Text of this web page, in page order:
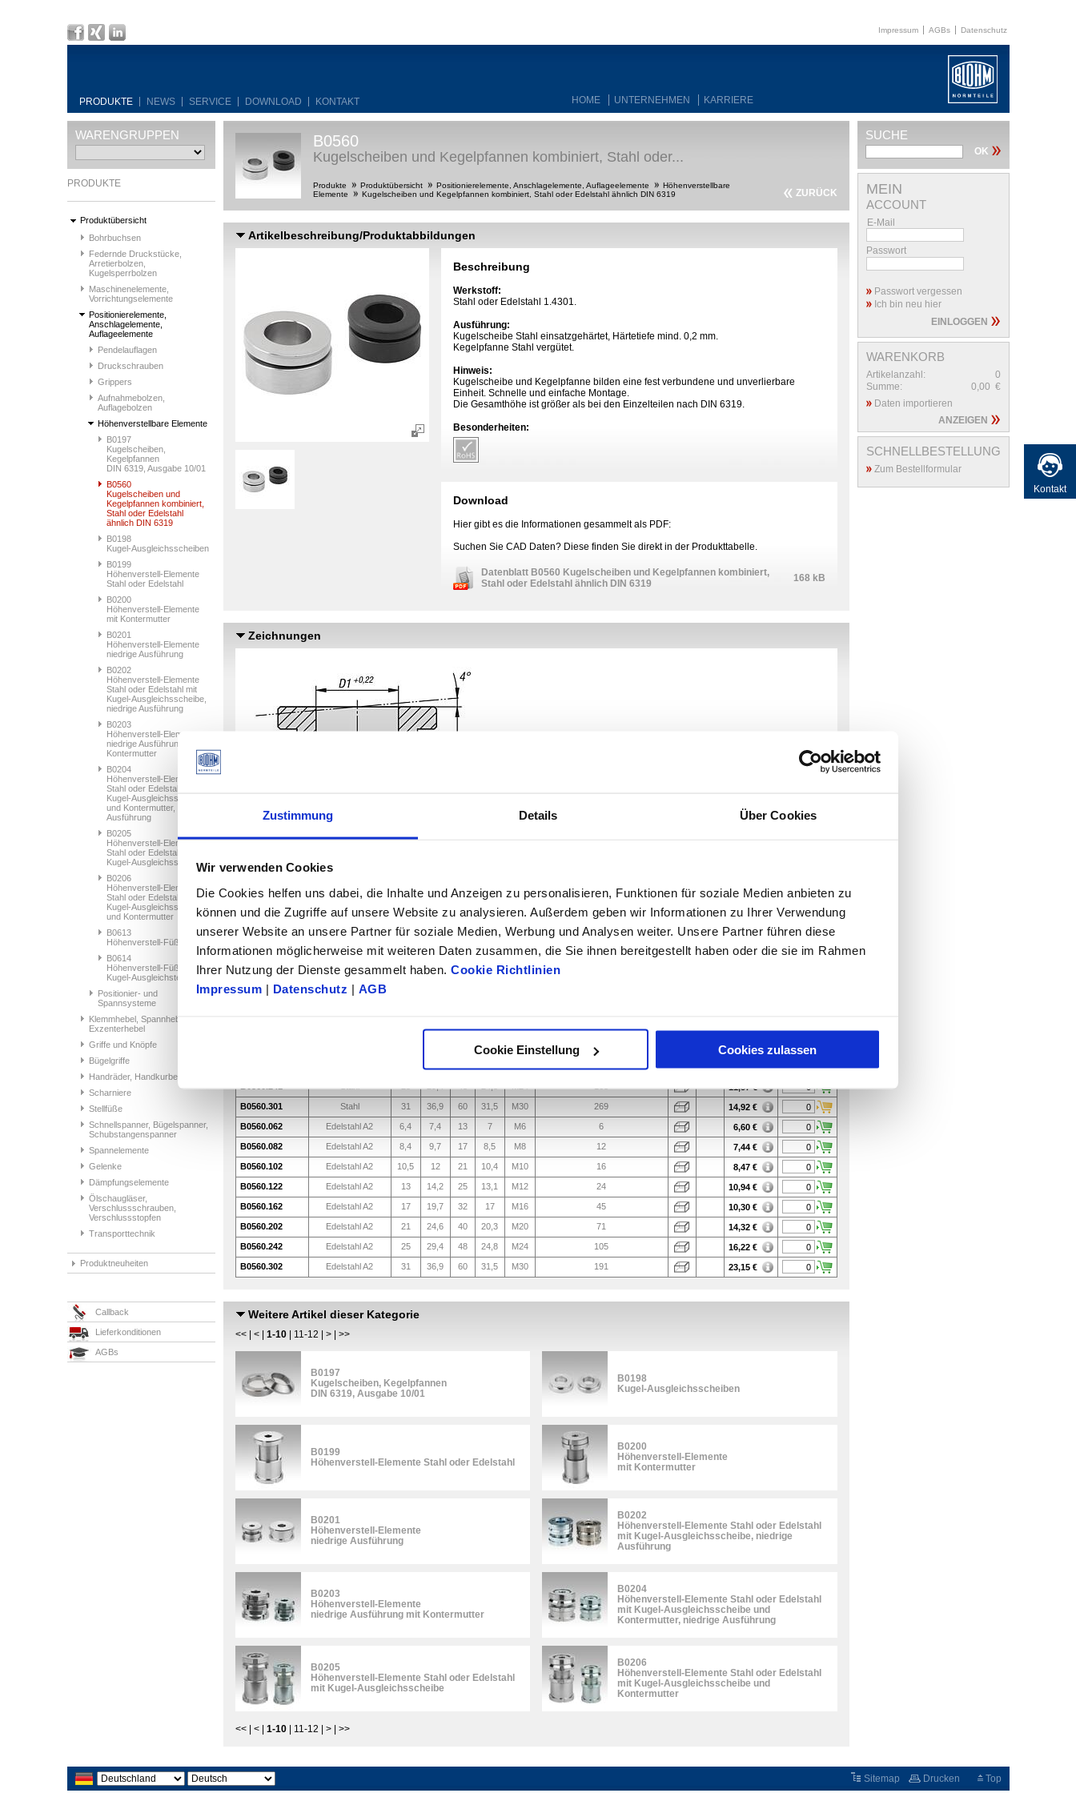
Zustimmung Details Über Cookies
Wir verwenden Cookies
Die Cookies helfen uns dabei, die Inhalte und Anzeigen zu personalisieren, Funktionen für soziale Medien anbieten zu
können und die Zugriffe auf unsere Website zu analysieren. Außerdem geben wir Informationen zu Ihrer Verwendung
unserer Website an unsere Partner für soziale Medien, Werbung und Analysen weiter. Unsere Partner führen diese
Informationen möglicherweise mit weiteren Daten zusammen, die Sie ihnen bereitgestellt haben oder die sie im Rahmen
Ihrer Nutzung der Dienste gesammelt haben. Cookie Richtlinien
Impressum | Datenschutz | AGB
Cookie Einstellung Cookies zulassen
Kontakt
Impressum AGBs Datenschutz
PRODUKTE NEWS SERVICE DOWNLOAD KONTAKT HOME UNTERNEHMEN KARRIERE
WARENGRUPPEN
PRODUKTE
Produktübersicht
Bohrbuchsen
Federnde Druckstücke,
Arretierbolzen,
Kugelsperrbolzen
Maschinenelemente,
Vorrichtungselemente
Positionierelemente,
Anschlagelemente,
Auflageelemente
Pendelauflagen
Druckschrauben
Grippers
Aufnahmebolzen,
Auflagebolzen
Höhenverstellbare Elemente
B0197
Kugelscheiben,
Kegelpfannen
DIN 6319, Ausgabe 10/01
B0560
Kugelscheiben und
Kegelpfannen kombiniert,
Stahl oder Edelstahl
ähnlich DIN 6319
B0198
Kugel-Ausgleichsscheiben
B0199
Höhenverstell-Elemente
Stahl oder Edelstahl
B0200
Höhenverstell-Elemente
mit Kontermutter
B0201
Höhenverstell-Elemente
niedrige Ausführung
B0202
Höhenverstell-Elemente
Stahl oder Edelstahl mit
Kugel-Ausgleichsscheibe,
niedrige Ausführung
B0203
Höhenverstell-Elemente
niedrige Ausführung mit
Kontermutter
B0204
Höhenverstell-Elemente
Stahl oder Edelstahl mit
Kugel-Ausgleichsscheibe
und Kontermutter, niedrige
Ausführung
B0205
Höhenverstell-Elemente
Stahl oder Edelstahl mit
Kugel-Ausgleichsscheibe
B0206
Höhenverstell-Elemente
Stahl oder Edelstahl mit
Kugel-Ausgleichsscheibe
und Kontermutter
B0613
Höhenverstell-Füße
B0614
Höhenverstell-Füße mit
Kugel-Ausgleichsteller
Positionier- und
Spannsysteme
Klemmhebel, Spannhebel,
Exzenterhebel
Griffe und Knöpfe
Bügelgriffe
Handräder, Handkurbeln
Scharniere
Stellfüße
Schnellspanner, Bügelspanner,
Schubstangenspanner
Spannelemente
Gelenke
Dämpfungselemente
Ölschaugläser,
Verschlussschrauben,
Verschlussstopfen
Transporttechnik
Produktneuheiten
Callback
Lieferkonditionen
AGBs
B0560
Kugelscheiben und Kegelpfannen kombiniert, Stahl oder...
ZURÜCK
Produkte Produktübersicht Positionierelemente, Anschlagelemente, Auflageelemente
Höhenverstellbare
Elemente
Kugelscheiben und Kegelpfannen kombiniert, Stahl oder Edelstahl ähnlich DIN 6319
Artikelbeschreibung/Produktabbildungen
Beschreibung
Werkstoff:
Stahl oder Edelstahl 1.4301.
Ausführung:
Kugelscheibe Stahl einsatzgehärtet, Härtetiefe mind. 0,2 mm.
Kegelpfanne Stahl vergütet.
Hinweis:
Kugelscheibe und Kegelpfanne bilden eine fest verbundene und unverlierbare
Einheit. Schnelle und einfache Montage.
Die Gesamthöhe ist größer als bei den Einzelteilen nach DIN 6319.
Besonderheiten:
Download
Hier gibt es die Informationen gesammelt als PDF:
Suchen Sie CAD Daten? Diese finden Sie direkt in der Produkttabelle.
Datenblatt B0560 Kugelscheiben und Kegelpfannen kombiniert,
Stahl oder Edelstahl ähnlich DIN 6319
168 kB
Zeichnungen
Artikelauswahl/-filter
Reset
Material
Grundkörper
D1
Belastbarkeit
statischer Belastung)
B0560.061 Stahl 6,4 7,4 13 7 M6
B0560.081
Stahl
17 M16 8,24€
24,6 40 20,3 M20 117 10,39€
11,57€
B0560.301
Stahl 31 36,9 60 31,5 M30 269 14,92€
B0560.062
Edelstahl A2 6,4 7,4 13 7 M6 6 6,60€
B0560.082
Edelstahl A2 8,4 9,7 17 8,5 M8 12 7,44€
B0560.102
Edelstahl A2 10,5 12 21 10,4 M10 16 8,47€
B0560.122
Edelstahl A2 13 14,2 25 13,1 M12 24 10,94€
B0560.162
Edelstahl A2 17 19,7 32 17 M16 45 10,30€
B0560.202
Edelstahl A2 21 24,6 40 20,3 M20 71 14,32€
B0560.242
Edelstahl A2 25 29,4 48 24,8 M24 105 16,22€
B0560.302
Edelstahl A2 31 36,9 60 31,5 M30 191 23,15€
Weitere Artikel dieser Kategorie
<< < 1-10 11-12 > >>
B0197
Kugelscheiben, Kegelpfannen
DIN 6319, Ausgabe 10/01
B0198
Kugel-Ausgleichsscheiben
B0199
Höhenverstell-Elemente Stahl oder Edelstahl
B0200
Höhenverstell-Elemente
mit Kontermutter
B0201
Höhenverstell-Elemente
niedrige Ausführung
B0202
Höhenverstell-Elemente Stahl oder Edelstahl
mit Kugel-Ausgleichsscheibe, niedrige
Ausführung
B0203
Höhenverstell-Elemente
niedrige Ausführung mit Kontermutter
B0204
Höhenverstell-Elemente Stahl oder Edelstahl
mit Kugel-Ausgleichsscheibe und
Kontermutter, niedrige Ausführung
B0205
Höhenverstell-Elemente Stahl oder Edelstahl
mit Kugel-Ausgleichsscheibe
B0206
Höhenverstell-Elemente Stahl oder Edelstahl
mit Kugel-Ausgleichsscheibe und
Kontermutter
<< < 1-10 11-12 > >>
SUCHE
MEIN
ACCOUNT
E-Mail
Passwort
Passwort vergessen
Ich bin neu hier
WARENKORB
Artikelanzahl:
0
Summe:
0,00 €
Daten importieren
ANZEIGEN
SCHNELLBESTELLUNG
Zum Bestellformular
Sitemap Drucken Top